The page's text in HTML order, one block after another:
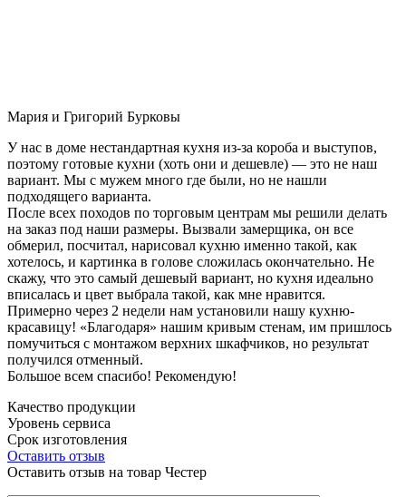
Мария и Григорий Бурковы
У нас в доме нестандартная кухня из-за короба и выступов,
поэтому готовые кухни (хоть они и дешевле) — это не наш
вариант. Мы с мужем много где были, но не нашли
подходящего варианта.
После всех походов по торговым центрам мы решили делать
на заказ под наши размеры. Вызвали замерщика, он все
обмерил, посчитал, нарисовал кухню именно такой, как
хотелось, и картинка в голове сложилась окончательно. Не
скажу, что это самый дешевый вариант, но кухня идеально
вписалась и цвет выбрала такой, как мне нравится.
Примерно через 2 недели нам установили нашу кухню-
красавицу! «Благодаря» нашим кривым стенам, им пришлось
помучиться с монтажом верхних шкафчиков, но результат
получился отменный.
Большое всем спасибо! Рекомендую!
Качество продукции
Уровень сервиса
Срок изготовления
Оставить отзыв
Оставить отзыв на товар Честер